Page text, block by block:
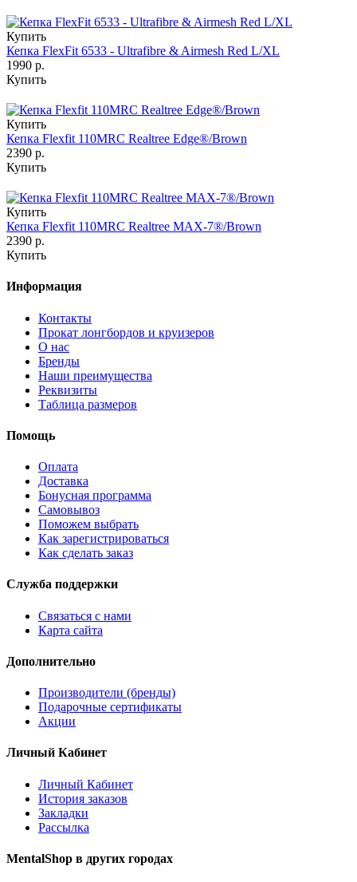
Купить
Кепка FlexFit 6533 - Ultrafibre & Airmesh Red L/XL
1990 р.
Купить
Купить
Кепка Flexfit 110MRC Realtree Edge®/Brown
2390 р.
Купить
Купить
Кепка Flexfit 110MRC Realtree MAX-7®/Brown
2390 р.
Купить
Информация
Контакты
Прокат лонгбордов и круизеров
О нас
Бренды
Наши преимущества
Реквизиты
Таблица размеров
Помощь
Оплата
Доставка
Бонусная программа
Самовывоз
Поможем выбрать
Как зарегистрироваться
Как сделать заказ
Служба поддержки
Связаться с нами
Карта сайта
Дополнительно
Производители (бренды)
Подарочные сертификаты
Акции
Личный Кабинет
Личный Кабинет
История заказов
Закладки
Рассылка
MentalShop в других городах